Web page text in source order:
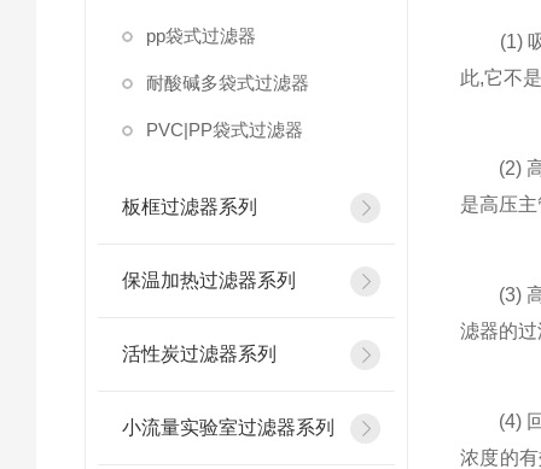
pp袋式过滤器
耐酸碱多袋式过滤器
PVC|PP袋式过滤器
板框过滤器系列
保温加热过滤器系列
活性炭过滤器系列
小流量实验室过滤器系列
(1) 吸
此,它不
(2) 高
是高压
(3) 高
滤器的
(4) 回
浓度的